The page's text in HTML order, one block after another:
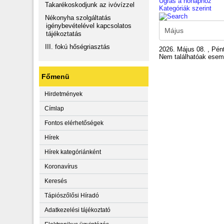
Takarékoskodjunk az ivóvízzel
Nékonyha szolgáltatás
igénybevételével kapcsolatos
tájékoztatás
III. fokú hőségriasztás
Főmenü
Hirdetmények
Címlap
Fontos elérhetőségek
Hírek
Hírek kategóriánként
Koronavírus
Keresés
Tápiószőlősi Híradó
Adatkezelési tájékoztató
Kategóriák szerint
2026. Május 08. ,
Nem találhatóak